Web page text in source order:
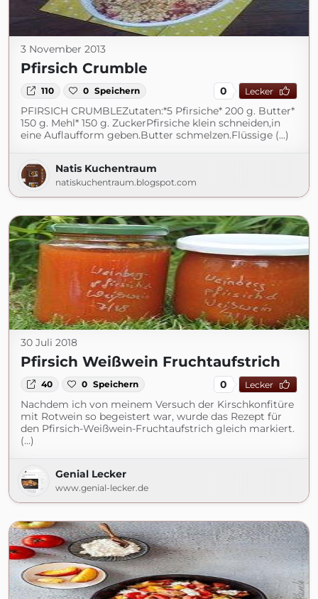
3 November 2013
Pfirsich Crumble
110 0 Speichern 0 Lecker
PFIRSICH CRUMBLEZutaten:*5 Pfirsiche* 200 g. Butter*
150 g. Mehl* 150 g. ZuckerPfirsiche klein schneiden,in
eine Auflaufform geben.Butter schmelzen.Flüssige (...)
Natis Kuchentraum
natiskuchentraum.blogspot.com
30 Juli 2018
Pfirsich Weißwein Fruchtaufstrich
40 0 Speichern 0 Lecker
Nachdem ich von meinem Versuch der Kirschkonfitüre
mit Rotwein so begeistert war, wurde das Rezept für
den Pfirsich-Weißwein-Fruchtaufstrich gleich markiert.
(...)
Genial Lecker
www.genial-lecker.de